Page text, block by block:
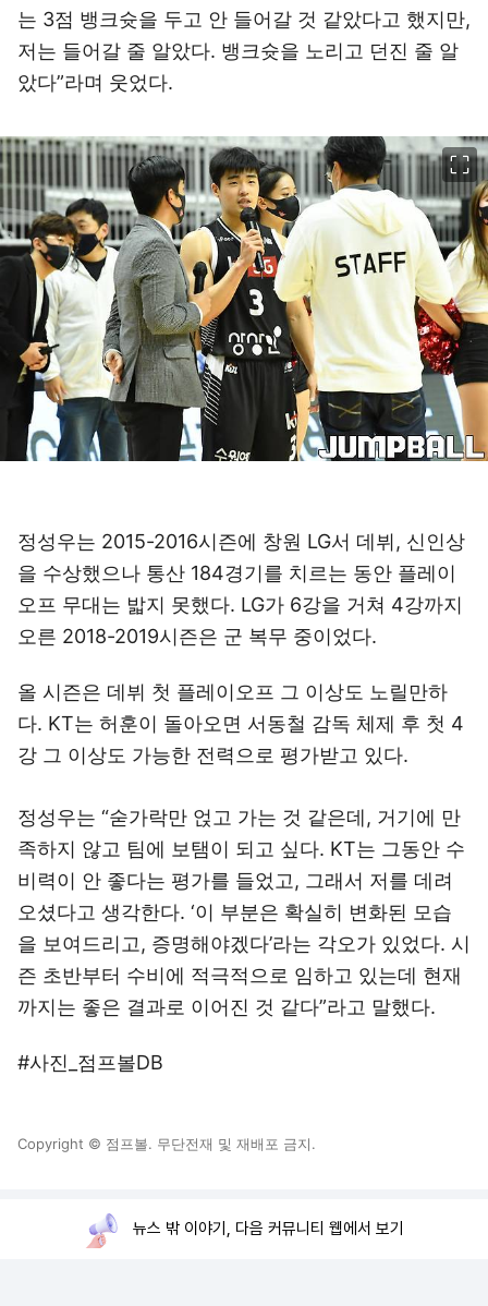
는 3점 뱅크슛을 두고 안 들어갈 것 같았다고 했지만,
저는 들어갈 줄 알았다. 뱅크슛을 노리고 던진 줄 알
았다”라며 웃었다.
정성우는 2015-2016시즌에 창원 LG서 데뷔, 신인상
을 수상했으나 통산 184경기를 치르는 동안 플레이
오프 무대는 밟지 못했다. LG가 6강을 거쳐 4강까지
오른 2018-2019시즌은 군 복무 중이었다.
올 시즌은 데뷔 첫 플레이오프 그 이상도 노릴만하
다. KT는 허훈이 돌아오면 서동철 감독 체제 후 첫 4
강 그 이상도 가능한 전력으로 평가받고 있다.
정성우는 “숟가락만 얹고 가는 것 같은데, 거기에 만
족하지 않고 팀에 보탬이 되고 싶다. KT는 그동안 수
비력이 안 좋다는 평가를 들었고, 그래서 저를 데려
오셨다고 생각한다. ‘이 부분은 확실히 변화된 모습
을 보여드리고, 증명해야겠다’라는 각오가 있었다. 시
즌 초반부터 수비에 적극적으로 임하고 있는데 현재
까지는 좋은 결과로 이어진 것 같다”라고 말했다.
#사진_점프볼DB
Copyright © 점프볼. 무단전재 및 재배포 금지.
뉴스 밖 이야기, 다음 커뮤니티 웹에서 보기